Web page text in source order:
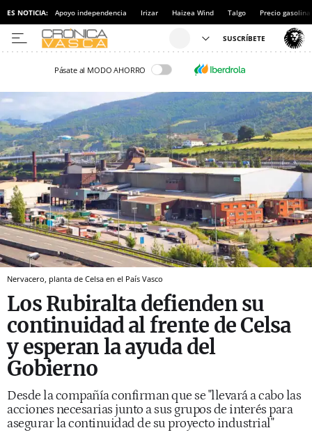
ES NOTICIA: Apoyo independencia Irizar Haizea Wind Talgo Precio gasolina
Pásate al MODO AHORRO
Nervacero, planta de Celsa en el País Vasco
Los Rubiralta defienden su
continuidad al frente de Celsa
y esperan la ayuda del
Gobierno
Desde la compañía confirman que se "llevará a cabo las
acciones necesarias junto a sus grupos de interés para
asegurar la continuidad de su proyecto industrial"